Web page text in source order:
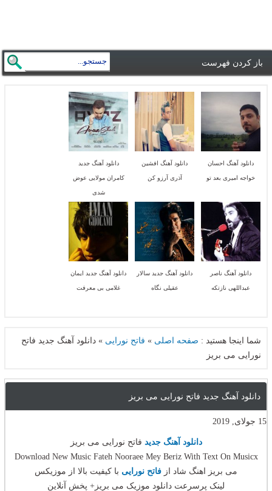
باز کردن فهرست
دانلود آهنگ احسان
خواجه امیری بعد تو
دانلود آهنگ افشین
آذری آرزو کن
دانلود آهنگ جدید
کامران مولایی عوض
شدی
دانلود آهنگ ناصر
عبداللهی نازتکه
دانلود آهنگ جدید سالار
عقیلی نگاه
دانلود آهنگ جدید ایمان
غلامی بی معرفت
شما اینجا هستید : صفحه اصلی » فاتح نورایی » دانلود آهنگ جدید فاتح
نورایی می بریز
دانلود آهنگ جدید فاتح نورایی می بریز
15 جولای, 2019
دانلود آهنگ جدید فاتح نورایی می بریز
Download New Music Fateh Nooraee Mey Beriz With Text On Musicx
می بریز اهنگ شاد از فاتح نورایی با کیفیت بالا از موزیکس
لینک پرسرعت دانلود موزیک می بریز+ پخش آنلاین